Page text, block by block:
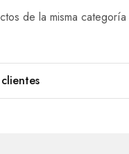
de la misma categoría